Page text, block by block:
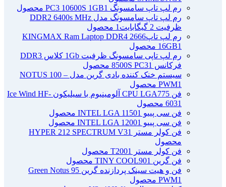
رم لپ تاپ سامسونگ PC3 10600S 1GB 1 محصول
رم لپ تاپ سامسونگ مدل DDR2 6400s MHz
ظرفیت 2 گیگابایت
1 محصول
رم لپ تاپ2666 KINGMAX Ram Laptop DDR4
16GB1 محصول
رم لپ تاپی سامسونگ ظرفیت 1Gb کلاس DDR3
فرکانس 8500S PC3 1 محصول
سیستم خنک کننده بادی گرین مدل NOTUS 100 –
PWM1 محصول
فن CPU LGA775 آلومینیوم با سیلیکون Ice Wind HF-
6031 محصول
فن سی پییو INTEL LGA 1150 1 محصول
فن سی پییو INTEL LGA 1200 1 محصول
فن کولر مستر HYPER 212 SPECTRUM V3
1
محصول
فن کولر مستر T200
1 محصول
فن گرین TINY COOL90 1 محصول
فن و هیت سینک پردازنده گرین Green Notus 95
PWM1 محصول